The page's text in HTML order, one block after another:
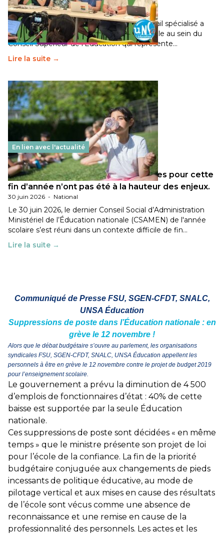
30 juin 2026-National
Pendant plusieurs mois, un groupe de travail spécialisé a
travaillé sur la transition écologique de l’Ecole au sein du
Conseil Supérieur de l’Éducation qui représente…
Lire la suite →
En lien avec l'actualité
Les décisions ministérielles attendues pour cette
fin d’année n’ont pas été à la hauteur des enjeux.
30 juin 2026 - National
Le 30 juin 2026, le dernier Conseil Social d’Administration
Ministériel de l’Éducation nationale (CSAMEN) de l'année
scolaire s’est réuni dans un contexte difficile de fin…
Lire la suite →
Communiqué de Presse FSU, SGEN-CFDT, SNALC,
UNSA Éducation
Suppressions de poste dans l’Éducation nationale : en
grève le 12 novembre !
Alors que le débat budgétaire s’ouvre au parlement, les organisations
syndicales FSU, SGEN-CFDT, SNALC, UNSA Éducation appellent les
personnels à être en grève le 12 novembre contre le projet de budget 2019
pour l’enseignement scolaire.
Le gouvernement a prévu la diminution de 4 500
d’emplois de fonctionnaires d’état : 40% de cette
baisse est supportée par la seule Éducation
nationale.
Ces suppressions de poste sont décidées « en même
temps » que le ministre présente son projet de loi
pour l’école de la confiance. La fin de la priorité
budgétaire conjuguée aux changements de pieds
incessants de politique éducative, au mode de
pilotage vertical et aux mises en cause des résultats
de l’école sont vécus comme une absence de
reconnaissance et une remise en cause de la
professionnalité des personnels. Les actes et les